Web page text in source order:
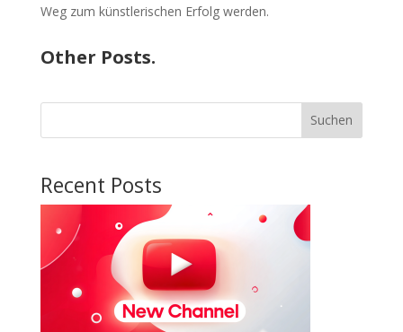
Weg zum künstlerischen Erfolg werden.
Other Posts.
Suchen
Recent Posts